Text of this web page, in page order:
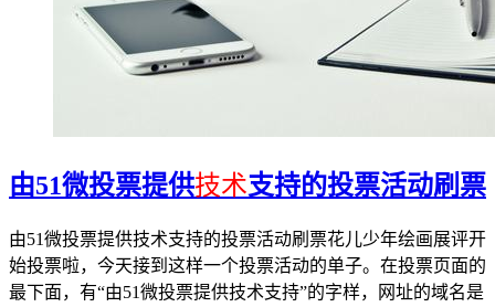
由51微投票提供技术支持的投票活动刷票
由51微投票提供技术支持的投票活动刷票花儿少年绘画展评开
始投票啦，今天接到这样一个投票活动的单子。在投票页面的
最下面，有“由51微投票提供技术支持”的字样，网址的域名是